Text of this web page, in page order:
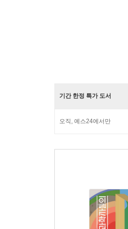
기간 한정 특가 도서
오직, 예스24에서만